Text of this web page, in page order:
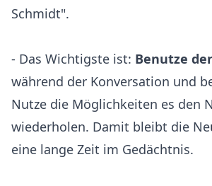
Schmidt".
- Das Wichtigste ist: Benutze
während der Konversation und
Nutze die Möglichkeiten es den
wiederholen. Damit bleibt die
eine lange Zeit im Gedächtnis.